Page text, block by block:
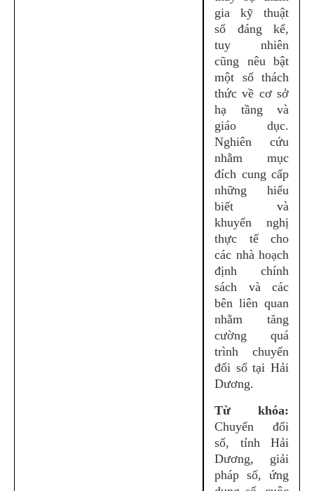
gia kỹ thuật
số đáng kể,
tuy nhiên
cũng nêu bật
một số thách
thức về cơ sở
hạ tầng và
giáo dục.
Nghiên cứu
nhằm mục
đích cung cấp
những hiểu
biết và
khuyến nghị
thực tế cho
các nhà hoạch
định chính
sách và các
bên liên quan
nhằm tăng
cường quá
trình chuyển
đổi số tại Hải
Dương.
Từ khóa:
Chuyển đổi
số, tỉnh Hải
Dương, giải
pháp số, ứng